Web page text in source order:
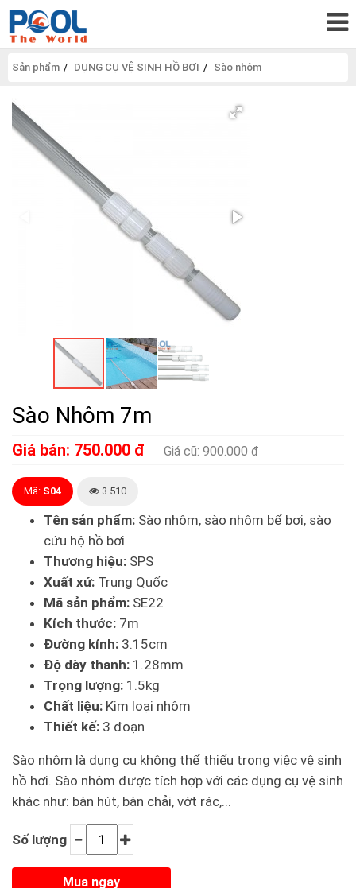
Sản phẩm DỤNG CỤ VỆ SINH HỒ BƠI Sào nhôm
Sào Nhôm 7m
Giá bán: 750.000 đ Giá cũ: 900.000 đ
Mã: S04 3.510
Tên sản phẩm: Sào nhôm, sào nhôm bể bơi, sào
cứu hộ hồ bơi
Thương hiệu: SPS
Xuất xứ: Trung Quốc
Mã sản phẩm: SE22
Kích thước: 7m
Đường kính: 3.15cm
Độ dày thanh: 1.28mm
Trọng lượng: 1.5kg
Chất liệu: Kim loại nhôm
Thiết kế: 3 đoạn
Sào nhôm là dụng cụ không thể thiếu trong việc vệ sinh
hồ hơi. Sào nhôm được tích hợp với các dụng cụ vệ sinh
khác như: bàn hút, bàn chải, vớt rác,...
Số lượng